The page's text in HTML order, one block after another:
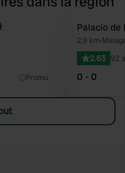
Préféré
Promu
Palacio de
2,9 km•
2.63 92
0 - 0